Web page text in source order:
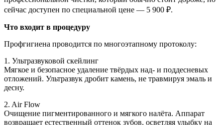
сейчас доступен по специальной цене — 5 900 ₽.
Что входит в процедуру
Профгигиена проводится по многоэтапному протоколу:
1. Ультразвуковой скейлинг
Мягкое и безопасное удаление твёрдых над- и поддесневых
отложений. Ультразвук дробит камень, не травмируя эмаль и
десну.
2. Air Flow
Очищение пигментированного и мягкого налёта. Аппарат
возвращает естественный оттенок зубов, осветляя улыбку на